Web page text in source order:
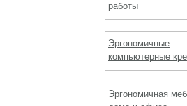
работы
Эргономичные
компьютерные
Эргономичная